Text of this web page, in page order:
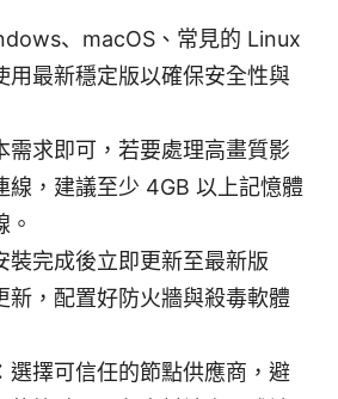
、macOS、常見的 Linux
用最新穩定版以確保安全性與
需求即可，若要處理高畫質影
線，建議至少 4GB 以上記憶體
。
裝完成後立即更新至最新版
新，配置好防火牆與殺毒軟體
選擇可信任的節點供應商，避